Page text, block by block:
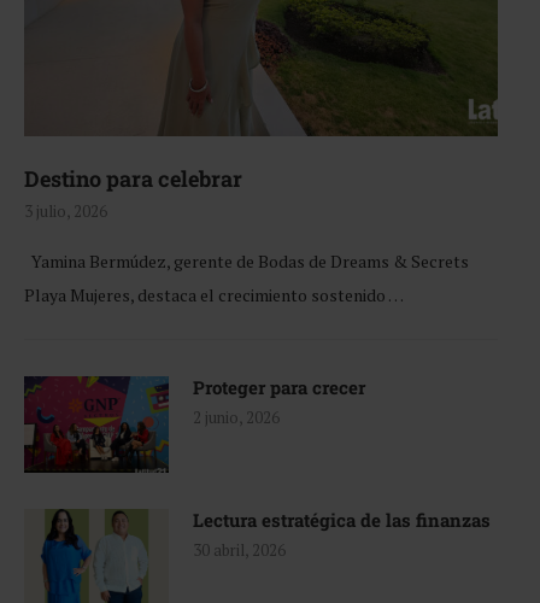
Destino para celebrar
3 julio, 2026
Yamina Bermúdez, gerente de Bodas de Dreams & Secrets
Playa Mujeres, destaca el crecimiento sostenido …
Proteger para crecer
2 junio, 2026
Lectura estratégica de las finanzas
30 abril, 2026